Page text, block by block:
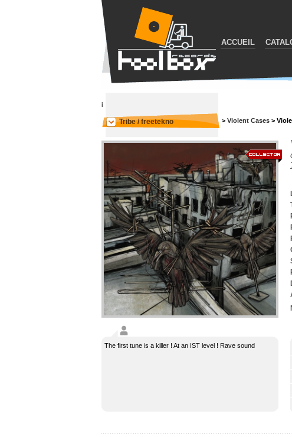
ACCUEIL
i
Tribe / freetekno > Violent Cases >
The first tune is a killer ! At an IST level ! Rave sound